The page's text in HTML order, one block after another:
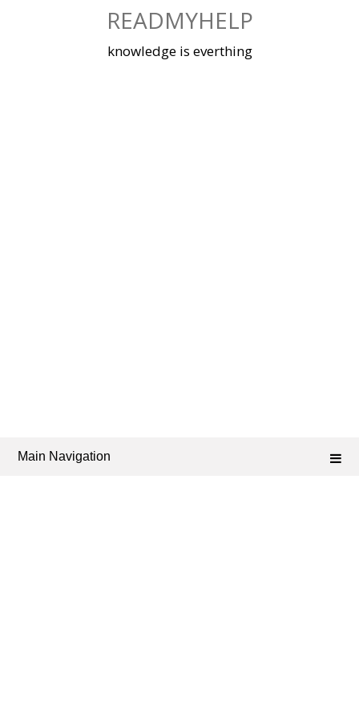
READMYHELP
knowledge is everthing
Main Navigation